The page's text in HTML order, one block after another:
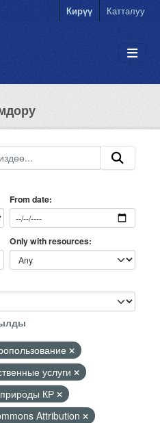
Кирүү Катталуу
From date
Only with resources
услуги
КР
Attribution